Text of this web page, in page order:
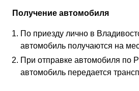
Получение автомобиля
По приезду лично в
автомобиль получаются на
При отправке автомобиля по
автомобиль передается